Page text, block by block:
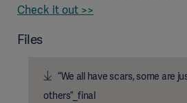
Check it out >>
Files
“We all have scars, some are
others”_final